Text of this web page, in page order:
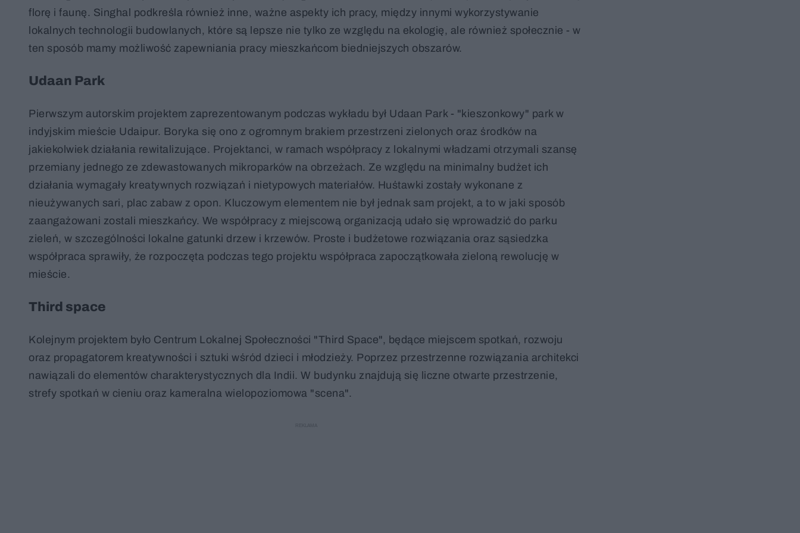
florę i faunę. Singhal podkreśla również inne, ważne aspekty ich pracy, między innymi wykorzystywanie
lokalnych technologii budowlanych, które są lepsze nie tylko ze względu na ekologię, ale również społecznie - w
ten sposób mamy możliwość zapewniania pracy mieszkańcom biedniejszych obszarów.
Udaan Park
Pierwszym autorskim projektem zaprezentowanym podczas wykładu był Udaan Park - "kieszonkowy" park w
indyjskim mieście Udaipur. Boryka się ono z ogromnym brakiem przestrzeni zielonych oraz środków na
jakiekolwiek działania rewitalizujące. Projektanci, w ramach współpracy z lokalnymi władzami otrzymali szansę
przemiany jednego ze zdewastowanych mikroparków na obrzeżach. Ze względu na minimalny budżet ich
działania wymagały kreatywnych rozwiązań i nietypowych materiałów. Huśtawki zostały wykonane z
nieużywanych sari, plac zabaw z opon. Kluczowym elementem nie był jednak sam projekt, a to w jaki sposób
zaangażowani zostali mieszkańcy. We współpracy z miejscową organizacją udało się wprowadzić do parku
zieleń, w szczególności lokalne gatunki drzew i krzewów. Proste i budżetowe rozwiązania oraz sąsiedzka
współpraca sprawiły, że rozpoczęta podczas tego projektu współpraca zapoczątkowała zieloną rewolucję w
mieście.
Third space
Kolejnym projektem było Centrum Lokalnej Społeczności "Third Space", będące miejscem spotkań, rozwoju
oraz propagatorem kreatywności i sztuki wśród dzieci i młodzieży. Poprzez przestrzenne rozwiązania architekci
nawiązali do elementów charakterystycznych dla Indii. W budynku znajdują się liczne otwarte przestrzenie,
strefy spotkań w cieniu oraz kameralna wielopoziomowa "scena".